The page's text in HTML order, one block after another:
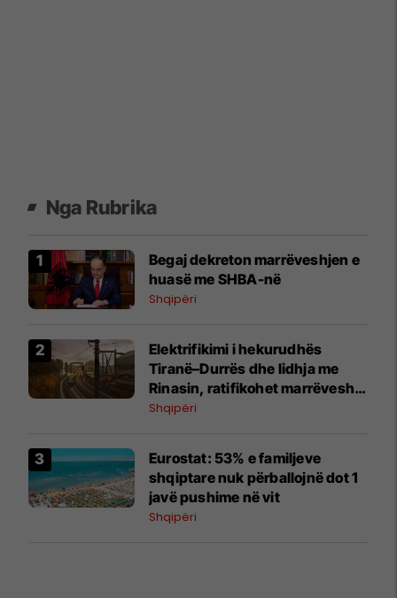
Nga Rubrika
Begaj dekreton marrëveshjen e
huasë me SHBA-në
Shqipëri
​Elektrifikimi i hekurudhës
Tiranë–Durrës dhe lidhja me
Rinasin, ratifikohet marrëveshja
e huas me BERZH 11.6 milionë
Shqipëri
Eurostat: 53% e familjeve
shqiptare nuk përballojnë dot 1
javë pushime në vit
Shqipëri